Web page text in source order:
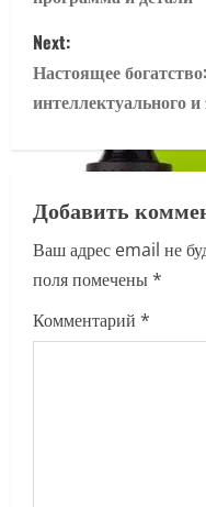
s
t
n
v
i
g
a
Next:
Настоящее
интеллектуального
Добавить
Ваш адрес email не
поля помечены*
Комментарий *